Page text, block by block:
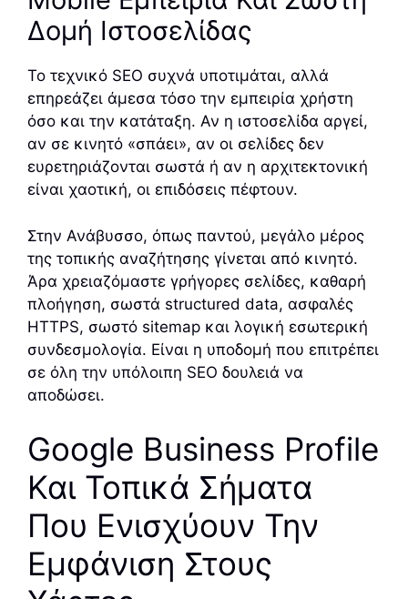
Δομή Ιστοσελίδας
Το τεχνικό SEO συχνά υποτιμάται, αλλά
επηρεάζει άμεσα τόσο την εμπειρία χρήστη
όσο και την κατάταξη. Αν η ιστοσελίδα αργεί,
αν σε κινητό «σπάει», αν οι σελίδες δεν
ευρετηριάζονται σωστά ή αν η αρχιτεκτονική
είναι χαοτική, οι επιδόσεις πέφτουν.
Στην Ανάβυσσο, όπως παντού, μεγάλο μέρος
της τοπικής αναζήτησης γίνεται από κινητό.
Άρα χρειαζόμαστε γρήγορες σελίδες, καθαρή
πλοήγηση, σωστά structured data, ασφαλές
HTTPS, σωστό sitemap και λογική εσωτερική
συνδεσμολογία. Είναι η υποδομή που επιτρέπει
σε όλη την υπόλοιπη SEO δουλειά να
αποδώσει.
Google Business Profile
Και Τοπικά Σήματα
Που Ενισχύουν Την
Εμφάνιση Στους